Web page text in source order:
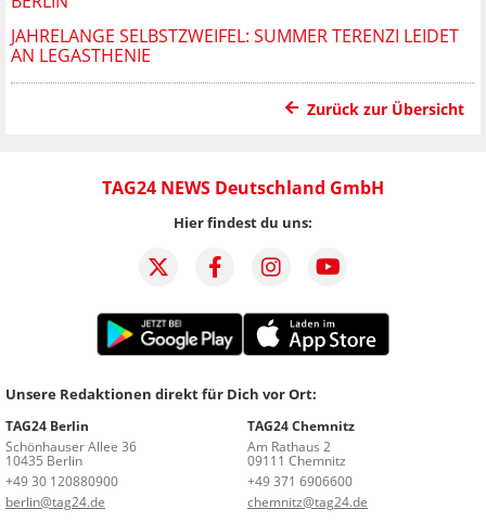
JAHRELANGE SELBSTZWEIFEL: SUMMER TERENZI LEIDET
AN LEGASTHENIE
Zurück zur Übersicht
TAG24 NEWS Deutschland GmbH
Hier findest du uns:
Unsere Redaktionen direkt für Dich vor Ort:
TAG24 Berlin
Schönhauser Allee 36
10435 Berlin
+49 30 120880900
berlin@tag24.de
TAG24 Chemnitz
Am Rathaus 2
09111 Chemnitz
+49 371 6906600
chemnitz@tag24.de